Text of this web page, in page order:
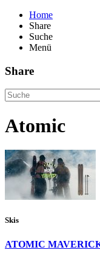
Home
Share
Suche
Menü
Share
Atomic
Skis
ATOMIC MAVERICK